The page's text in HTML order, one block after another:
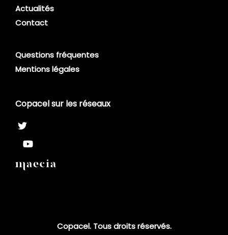
Actualités
Contact
Questions fréquentes
Mentions légales
Copacel sur les réseaux
Copacel. Tous droits réservés.